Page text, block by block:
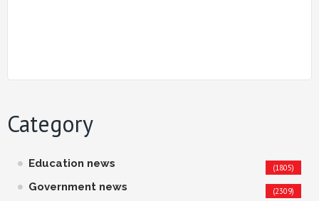
Category
Education news (1805)
Government news (2309)